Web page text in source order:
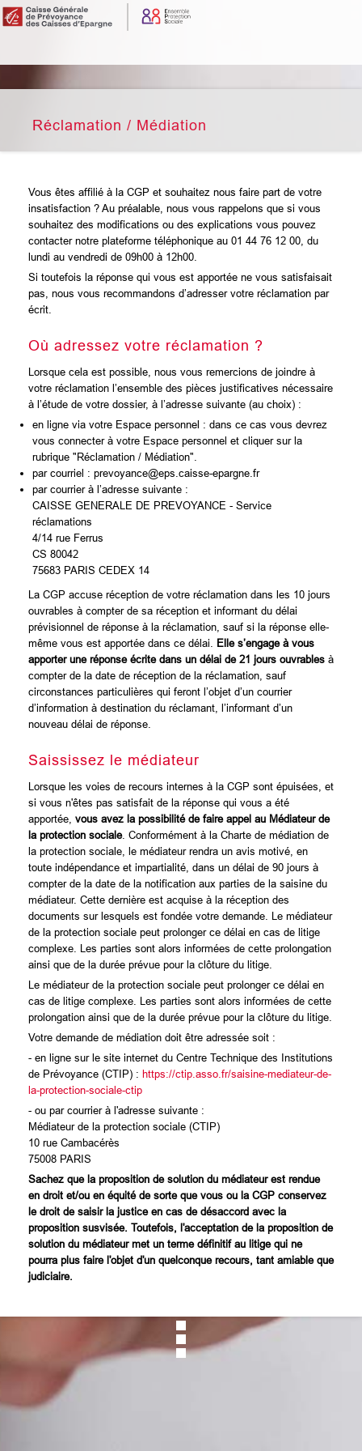
Réclamation / Médiation
Vous êtes affilié à la CGP et souhaitez nous faire part de votre
insatisfaction ? Au préalable, nous vous rappelons que si vous
souhaitez des modifications ou des explications vous pouvez
contacter notre plateforme téléphonique au 01 44 76 12 00, du
lundi au vendredi de 09h00 à 12h00.
Si toutefois la réponse qui vous est apportée ne vous satisfaisait
pas, nous vous recommandons d’adresser votre réclamation par
écrit.
Où adressez votre réclamation ?
Lorsque cela est possible, nous vous remercions de joindre à
votre réclamation l’ensemble des pièces justificatives nécessaire
à l’étude de votre dossier, à l’adresse suivante (au choix) :
en ligne via votre Espace personnel : dans ce cas vous devrez
vous connecter à votre Espace personnel et cliquer sur la
rubrique "Réclamation / Médiation".
par courriel : prevoyance@eps.caisse-epargne.fr
par courrier à l’adresse suivante :
CAISSE GENERALE DE PREVOYANCE - Service
réclamations
4/14 rue Ferrus
CS 80042
75683 PARIS CEDEX 14
La CGP accuse réception de votre réclamation dans les 10 jours
ouvrables à compter de sa réception et informant du délai
prévisionnel de réponse à la réclamation, sauf si la réponse elle-
même vous est apportée dans ce délai. Elle s’engage à vous
apporter une réponse écrite dans un délai de 21 jours ouvrables à
compter de la date de réception de la réclamation, sauf
circonstances particulières qui feront l’objet d’un courrier
d’information à destination du réclamant, l’informant d’un
nouveau délai de réponse.
Saississez le médiateur
Lorsque les voies de recours internes à la CGP sont épuisées, et
si vous n'êtes pas satisfait de la réponse qui vous a été
apportée, vous avez la possibilité de faire appel au Médiateur de
la protection sociale. Conformément à la Charte de médiation de
la protection sociale, le médiateur rendra un avis motivé, en
toute indépendance et impartialité, dans un délai de 90 jours à
compter de la date de la notification aux parties de la saisine du
médiateur. Cette dernière est acquise à la réception des
documents sur lesquels est fondée votre demande. Le médiateur
de la protection sociale peut prolonger ce délai en cas de litige
complexe. Les parties sont alors informées de cette prolongation
ainsi que de la durée prévue pour la clôture du litige.
Le médiateur de la protection sociale peut prolonger ce délai en
cas de litige complexe. Les parties sont alors informées de cette
prolongation ainsi que de la durée prévue pour la clôture du litige.
Votre demande de médiation doit être adressée soit :
- en ligne sur le site internet du Centre Technique des Institutions
de Prévoyance (CTIP) : https://ctip.asso.fr/saisine-mediateur-de-
la-protection-sociale-ctip
- ou par courrier à l'adresse suivante :
Médiateur de la protection sociale (CTIP)
10 rue Cambacérès
75008 PARIS
Sachez que la proposition de solution du médiateur est rendue
en droit et/ou en équité de sorte que vous ou la CGP conservez
le droit de saisir la justice en cas de désaccord avec la
proposition susvisée. Toutefois, l'acceptation de la proposition de
solution du médiateur met un terme définitif au litige qui ne
pourra plus faire l'objet d'un quelconque recours, tant amiable que
judiciaire.